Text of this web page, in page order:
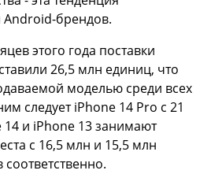
Android-брендов.
этого года поставки
26,5 млн единиц, что
моделью среди всех
следует iPhone 14 Pro с 21
и iPhone 13 занимают
с 16,5 млн и 15,5 млн